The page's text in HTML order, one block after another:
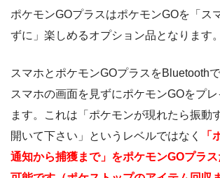
ポケモンGOプラスはポケモンGOを「ス
ずに」楽しめるオプション品となります。
スマホとポケモンGOプラスをBluetooth
スマホの画面を見ずにポケモンGOをプ
ます。これは「ポケモンが現れたら振動
開いて下さい」というレベルではなく
「
通知から捕獲まで」をポケモンGOプラ